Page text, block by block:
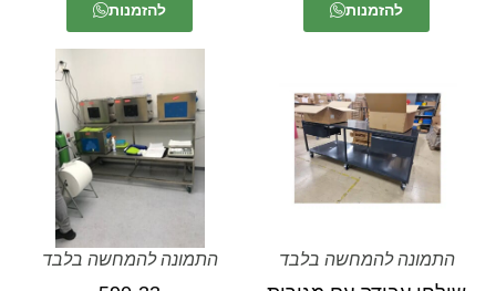
להזמנות להזמנות
התמונה להמחשה בלבד התמונה להמחשה בלבד